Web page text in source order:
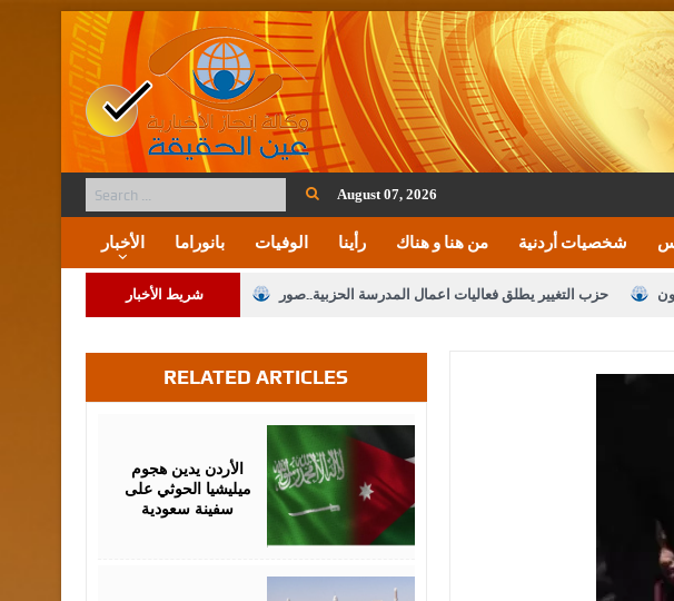
August 07, 2026
الأخبار بانوراما الوفيات رأينا من هنا و هناك شخصيات أردنية
شريط الأخبار حزب التغيير يطلق فعاليات اعمال المدرسة الحزبية..صور
النواب يقر مشروع تعديل قانون الملكية العقارية الإعلام
المكلفين بخدمة العلم (الدفعة الثالثة) إلى مراجعة منصة خدمة العلم
القاضي محمود أحمد فريحات.. مبارك ومزيدا من التوفيق
RELATED ARTICLES
الأردن يدين هجوم
ميليشيا الحوثي على
سفينة سعودية